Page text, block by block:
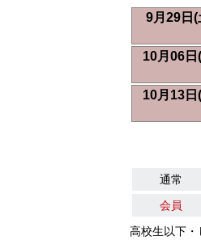
9月29日(
10月06日
10月13日
通常
会員
高校生以下